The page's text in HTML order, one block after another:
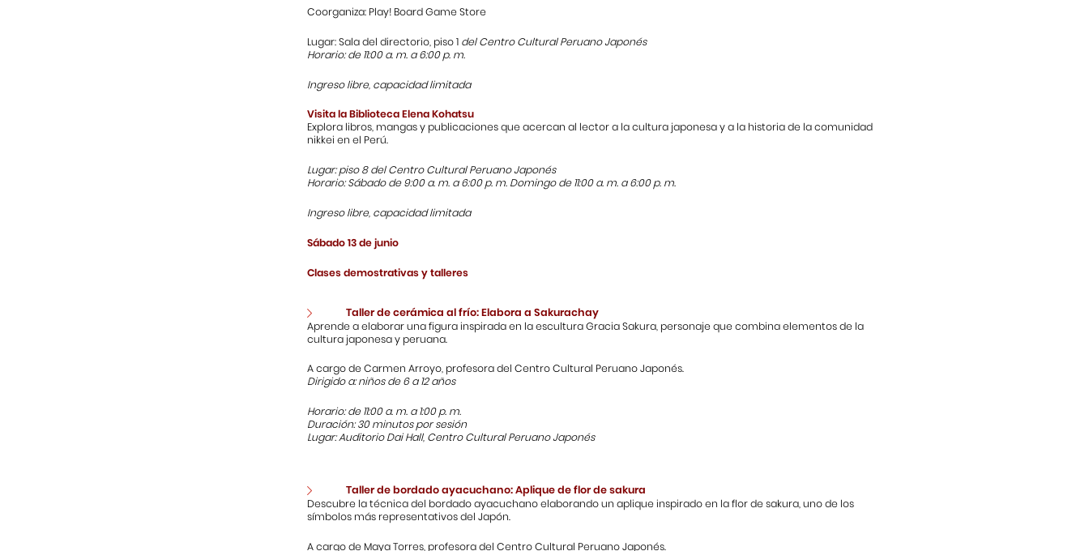
Coorganiza: Play! Board Game Store
Lugar: Sala del directorio, piso 1del Centro Cultural Peruano Japonés
Horario: de 11:00 a. m. a 6:00 p. m.
Ingreso libre, capacidad limitada
Visita la Biblioteca Elena Kohatsu
Explora libros, mangas y publicaciones que acercan al lector a la cultura japonesa y a la historia de la comunidad
nikkei en el Perú.
Lugar: piso 8 del Centro Cultural Peruano Japonés
Horario: Sábado de 9:00 a. m. a 6:00 p. m. Domingo de 11:00 a. m. a 6:00 p. m.
Ingreso libre, capacidad limitada
Sábado 13 de junio
Clases demostrativas y talleres
Taller de cerámica al frío: Elabora a Sakurachay
Aprende a elaborar una figura inspirada en la escultura Gracia Sakura, personaje que combina elementos de la
cultura japonesa y peruana.
A cargo de Carmen Arroyo, profesora del Centro Cultural Peruano Japonés.
Dirigido a: niños de 6 a 12 años
Horario: de 11:00 a. m. a 1:00 p. m.
Duración: 30 minutos por sesión
Lugar: Auditorio Dai Hall, Centro Cultural Peruano Japonés
Taller de bordado ayacuchano: Aplique de flor de sakura
Descubre la técnica del bordado ayacuchano elaborando un aplique inspirado en la flor de sakura, uno de los
símbolos más representativos del Japón.
A cargo de Maya Torres, profesora del Centro Cultural Peruano Japonés.